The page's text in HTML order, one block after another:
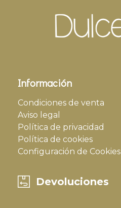
Información
Condiciones de venta
Aviso legal
Política de privacidad
Política de cookies
Configuración de Cookies
Devoluciones